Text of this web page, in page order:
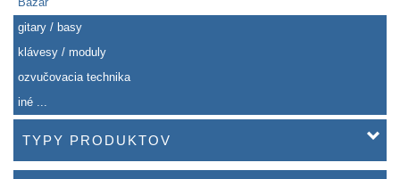
gitary / basy
klávesy / moduly
ozvučovacia technika
iné ...
TYPY PRODUKTOV